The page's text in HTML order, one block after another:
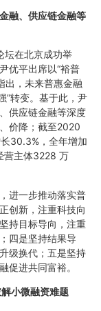
融、供应链金融等
坛在北京成功举
优平出席以“裕普
出，未来普惠金融
”转变。基于此，尹
供应链金融等深度
价降；截至2020
30.3%，全年增加
营主体3228 万
进一步推动落实普
创新，注重科技向
持目标导向，注重
四是坚持结果导
级换代；五是坚持
促进共同富裕。
小微融资难题